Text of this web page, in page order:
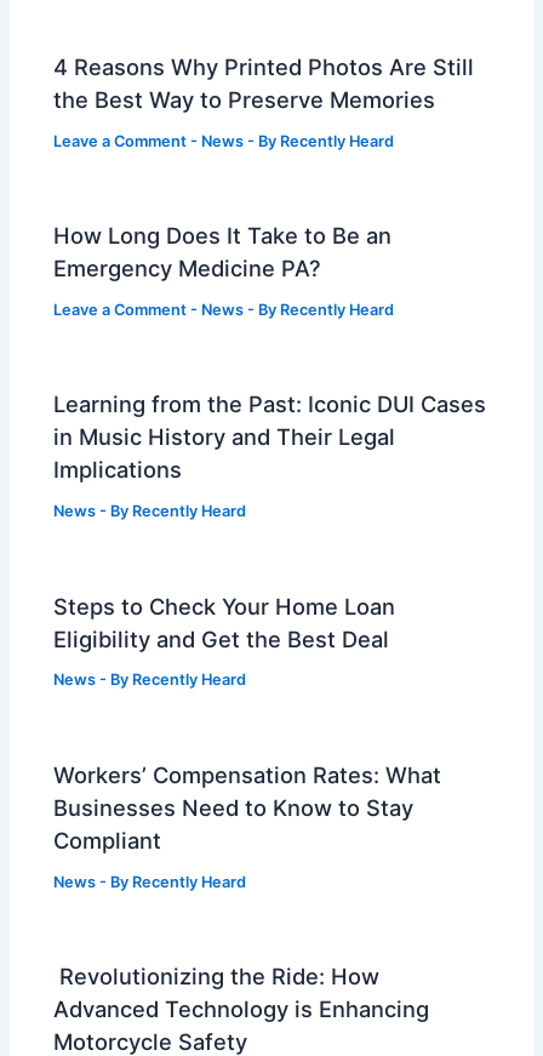
4 Reasons Why Printed Photos Are Still
the Best Way to Preserve Memories
Leave a Comment - News - By Recently Heard
How Long Does It Take to Be an
Emergency Medicine PA?
Leave a Comment - News - By Recently Heard
Learning from the Past: Iconic DUI Cases
in Music History and Their Legal
Implications
News - By Recently Heard
Steps to Check Your Home Loan
Eligibility and Get the Best Deal
News - By Recently Heard
Workers’ Compensation Rates: What
Businesses Need to Know to Stay
Compliant
News - By Recently Heard
Revolutionizing the Ride: How
Advanced Technology is Enhancing
Motorcycle Safety